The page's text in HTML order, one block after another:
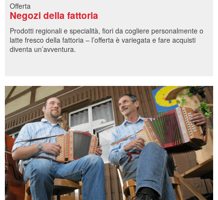
Offerta
Negozi della fattoria
Prodotti regionali e specialità, fiori da cogliere personalmente o
latte fresco della fattoria – l’offerta è variegata e fare acquisti
diventa un’avventura.